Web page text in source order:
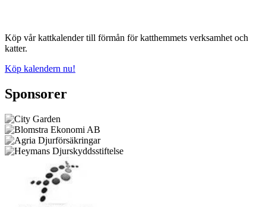
Köp vår kattkalender till förmån för katthemmets verksamhet och
katter.
Köp kalendern nu!
Sponsorer